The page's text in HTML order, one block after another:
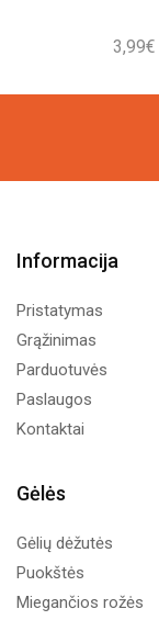
3,99€
Informacija
Pristatymas
Grąžinimas
Parduotuvės
Paslaugos
Kontaktai
Gėlės
Gėlių dėžutės
Puokštės
Miegančios rožės